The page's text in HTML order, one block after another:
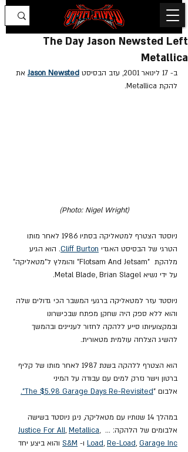
The Day Jason Newsted Left
Metallica
ב- 17 לינואר 2001, עזב הבסיסט Jason Newsted את
להקת Metallica.
(Photo: Nigel Wright)
ניוסטד הצטרף למטאליקה בסתיו 1986 לאחר מותו
הטרגי של הבסיסט האגדי Cliff Burton. הוא הגיע
מלהקת  "Flotsam And Jetsam" והומלץ ל"מטאליקה"
על ידי נשיא Metal Blade, Brian Slagel.
ניוסטד עזר למטאליקה ברגעי המשבר הכי גדולים שלה
והוא ללא ספק היה שחקן מפתח שבכישרונו
ובמקצועיותו סייע ללהקה לחזור לעניינים ובהמשך
להשיג הצלחה עולמית מטאורית.
הוא הצטרף ללהקה בשנת 1987 לאחר מותו של קליף
ברטון וישר נזרק למים עם עבודה על המיני
אלבום "The $5.98 Garage Days Re-Revisited".
במהלך 14 שנותיו עם מטאליקה, ניגן ניוסטד בשישה
אלבומים של הלהקה: ...
Justice For All, Metallica,
Load, Re-Load, Garage Inc ו- S&M והוא ביצע יחד